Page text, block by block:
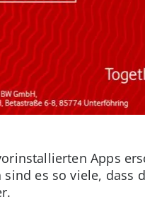
Apps
es so viele, dass